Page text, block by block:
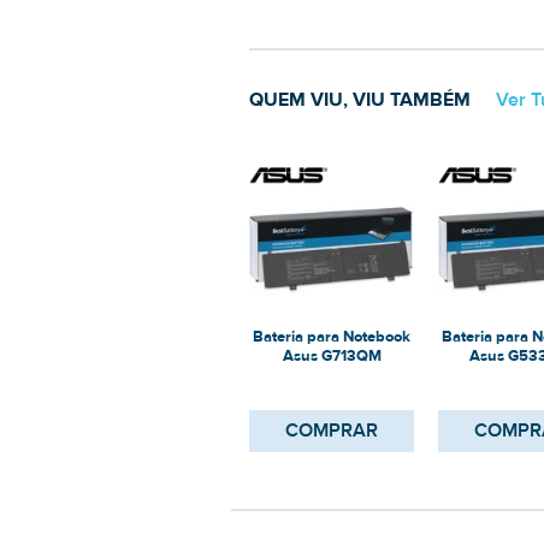
Ver
QUEM VIU, VIU TAMBÉM
Bateria para Notebook
Asus G713QM
COMPRAR
Bateria para
Asus